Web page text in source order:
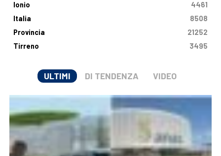
Ionio
4461
Italia
8508
Provincia
21252
Tirreno
3495
ULTIMI DI TENDENZA VIDEO